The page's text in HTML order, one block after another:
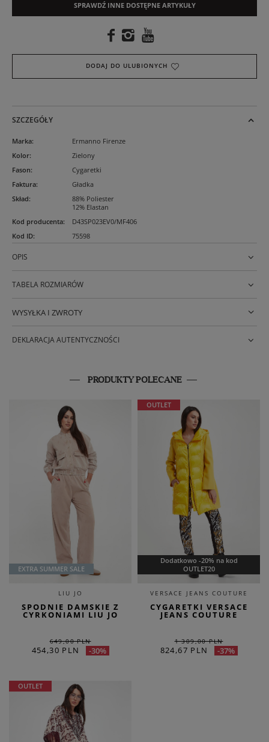
SPRAWDŹ INNE DOSTĘPNE ARTYKUŁY
DODAJ DO ULUBIONYCH
SZCZEGÓŁY
Marka:
Ermanno Firenze
Kolor:
Zielony
Fason:
Cygaretki
Faktura:
Gładka
Skład:
88% Poliester
12% Elastan
Kod producenta:
D43SP023EV0/MF406
Kod ID: 75598
OPIS
TABELA ROZMIARÓW
WYSYŁKA I ZWROTY
DEKLARACJA AUTENTYCZNOŚCI
PRODUKTY POLECANE
EXTRA SUMMER SALE
LIU JO
SPODNIE DAMSKIE Z
CYRKONIAMI LIU JO
649,00 PLN
454,30 PLN -30%
Dodatkowo -20% na kod
OUTLET20
OUTLET
VERSACE JEANS COUTURE
CYGARETKI VERSACE
JEANS COUTURE
1 309,00 PLN
824,67 PLN -37%
OUTLET